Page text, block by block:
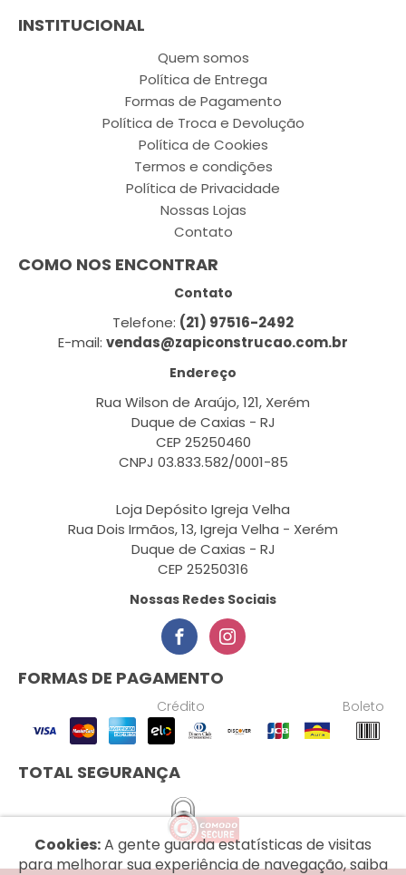
INSTITUCIONAL
Quem somos
Política de Entrega
Formas de Pagamento
Política de Troca e Devolução
Política de Cookies
Termos e condições
Política de Privacidade
Nossas Lojas
Contato
COMO NOS ENCONTRAR
Contato
Telefone: (21) 97516-2492
E-mail: vendas@zapiconstrucao.com.br
Endereço
Rua Wilson de Araújo, 121, Xerém
Duque de Caxias - RJ
CEP 25250460
CNPJ 03.833.582/0001-85
Loja Depósito Igreja Velha
Rua Dois Irmãos, 13, Igreja Velha - Xerém
Duque de Caxias - RJ
CEP 25250316
Nossas Redes Sociais
FORMAS DE PAGAMENTO
Crédito Boleto
TOTAL SEGURANÇA
Cookies:A gente guarda estatísticas de visitas
para melhorar sua experiência de navegação, saiba